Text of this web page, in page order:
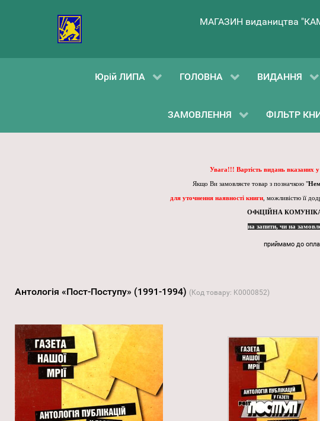
МАГАЗИН видаництва
Юрій ЛИПА ГОЛОВНА ВИДАННЯ
ЗАМОВЛЕННЯ ФІЛЬТР
Увага!!! Вартість видань вказаних
Якщо Ви замовляєте товар з позначкою "
для уточнення наявності книги, можливістю її
ОФіЦІЙНА
на запити, чи на
приймамо до
Антологія «Пост-Поступу» (1991-1994) (Код товару: K0000852)